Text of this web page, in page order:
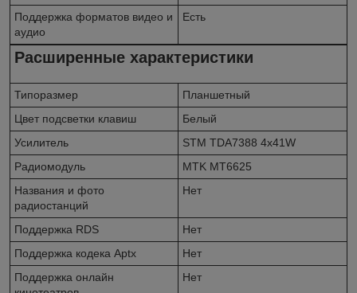
Поддержка форматов видео и
аудио
Есть
Расширенные характеристики
Типоразмер
Планшетный
Цвет подсветки клавиш
Белый
Усилитель
STM TDA7388 4x41W
Радиомодуль
MTK MT6625
Названия и фото
радиостанций
Нет
Поддержка RDS
Нет
Поддержка кодека Aptx
Нет
Поддержка онлайн
Нет